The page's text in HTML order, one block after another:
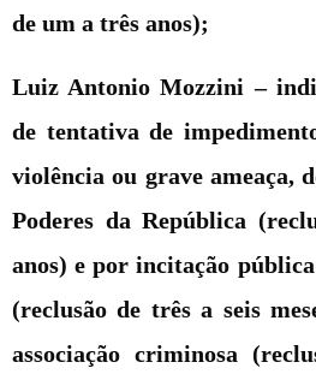
de um a três anos);
Luiz Antonio Mozzini –
de tentativa de
violência ou grave ameaça,
Poderes da República
anos) e por incitação
(reclusão de três a seis
associação criminosa